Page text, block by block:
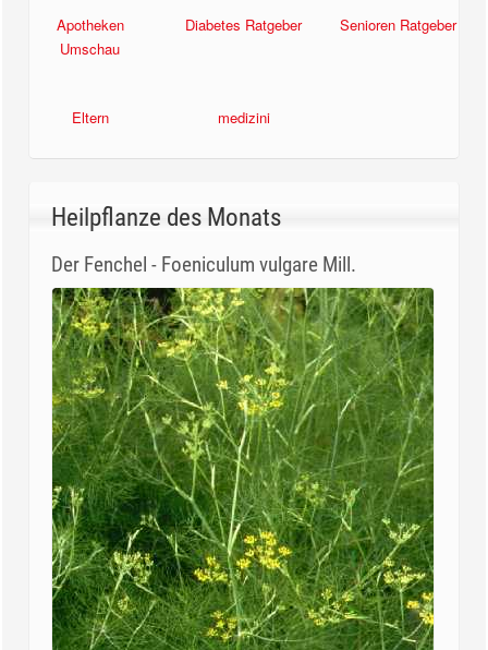
Apotheken
Umschau
Diabetes Ratgeber Senioren Ratgeber
Eltern medizini
Heilpflanze des Monats
Der Fenchel - Foeniculum vulgare Mill.